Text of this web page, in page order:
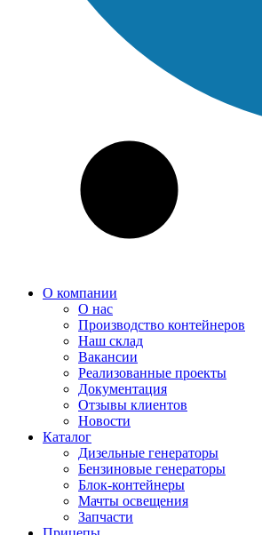
О компании
О нас
Производство контейнеров
Наш склад
Вакансии
Реализованные проекты
Документация
Отзывы клиентов
Новости
Каталог
Дизельные генераторы
Бензиновые генераторы
Блок-контейнеры
Мачты освещения
Запчасти